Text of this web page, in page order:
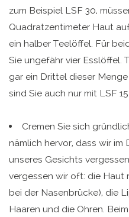
zum Beispiel LSF 30,
Quadratzentimeter Haut
ein halber Teelöffel. Für
Sie ungefähr vier Esslöffel.
gar ein Drittel dieser
sind Sie auch nur mit LSF
Cremen Sie sich
nämlich hervor, dass wir im
unseres Gesichts
vergessen wir oft: die Haut
bei der Nasenbrücke), die
Haaren und die Ohren.